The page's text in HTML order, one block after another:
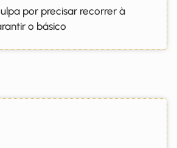
por precisar recorrer à
o básico